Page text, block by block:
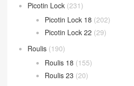
Picotin Lock (231)
Picotin Lock 18 (202)
Picotin Lock 22 (29)
Roulis (190)
Roulis 18 (155)
Roulis 23 (20)